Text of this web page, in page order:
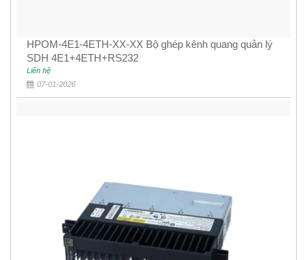
HPOM-4E1-4ETH-XX-XX Bộ ghép kênh quang quản lý
SDH 4E1+4ETH+RS232
Liên hệ
07-01-2026